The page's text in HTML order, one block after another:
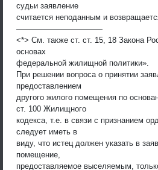
судьи заявление
считается неподанным и
———————————
<*> См. также ст. ст. 15, 18 Закона
основах
федеральной жилищной политики».
При решении вопроса о принятии
предоставлением
другого жилого помещения по
ст. 100 Жилищного
кодекса, т.е. в связи с признанием
следует иметь в
виду, что истец должен указать в
помещение,
предоставляемое выселяемым,